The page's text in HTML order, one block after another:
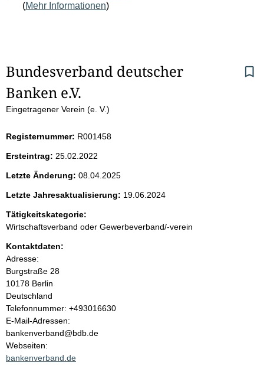
(Mehr Informationen)
S
e
t
e
n
i
n
h
a
l
t
Bundesverband deutscher
Banken e.V.
Eingetragener Verein (e. V.)
Registernummer: R001458
Ersteintrag: 25.02.2022
Letzte Änderung: 08.04.2025
Letzte Jahresaktualisierung: 19.06.2024
Tätigkeitskategorie:
Wirtschaftsverband oder Gewerbeverband/-verein
Kontaktdaten:
Adresse:
Burgstraße 28
10178 Berlin
Deutschland
K
o
n
t
a
Telefonnummer: +493016630
E-Mail-Adressen:
bankenverband@bdb.de
Webseiten:
bankenverband.de